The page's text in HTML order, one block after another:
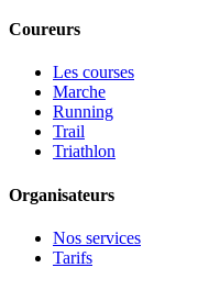
Coureurs
Les courses
Marche
Running
Trail
Triathlon
Organisateurs
Nos services
Tarifs